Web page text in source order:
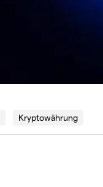
Kryptowährung